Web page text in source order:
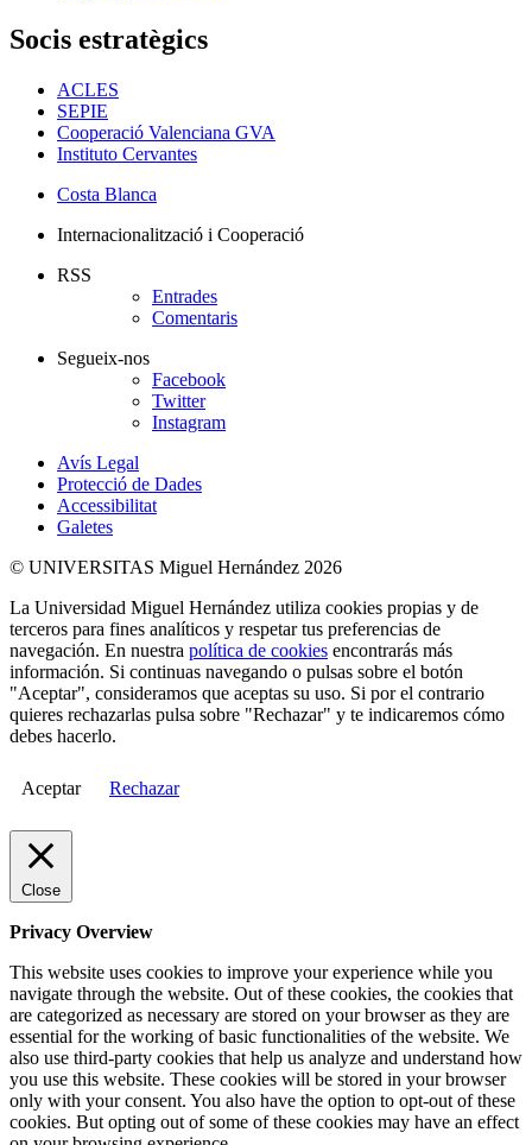
Socis estratègics
ACLES
SEPIE
Cooperació Valenciana GVA
Instituto Cervantes
Costa Blanca
Internacionalització i Cooperació
RSS
Entrades
Comentaris
Segueix-nos
Facebook
Twitter
Instagram
Avís Legal
Protecció de Dades
Accessibilitat
Galetes
© UNIVERSITAS Miguel Hernández 2026
La Universidad Miguel Hernández utiliza cookies propias y de
terceros para fines analíticos y respetar tus preferencias de
navegación. En nuestra política de cookies encontrarás más
información. Si continuas navegando o pulsas sobre el botón
"Aceptar", consideramos que aceptas su uso. Si por el contrario
quieres rechazarlas pulsa sobre "Rechazar" y te indicaremos cómo
debes hacerlo.
Aceptar Rechazar
Close
Privacy Overview
This website uses cookies to improve your experience while you
navigate through the website. Out of these cookies, the cookies that
are categorized as necessary are stored on your browser as they are
essential for the working of basic functionalities of the website. We
also use third-party cookies that help us analyze and understand how
you use this website. These cookies will be stored in your browser
only with your consent. You also have the option to opt-out of these
cookies. But opting out of some of these cookies may have an effect